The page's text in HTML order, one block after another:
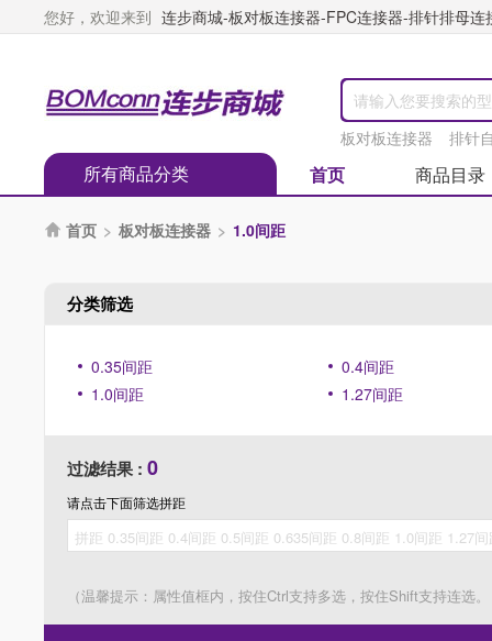
您好，欢迎来到 连步商城-板对板连接器-FPC连接器-排针排母
板对板连接器 排针
所有商品分类 首页 商品目录
 首页 > 板对板连接器 > 1.0间距
分类筛选
0.35间距
0.4间距
1.0间距
1.27间距
过滤结果 : 0
请点击下面筛选拼距
（温馨提示：属性值框内，按住Ctrl支持多选，按住Shift支持连选